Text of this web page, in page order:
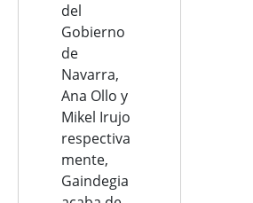
del
Gobierno
de
Navarra,
Ana Ollo y
Mikel Irujo
respectiva
mente,
Gaindegia